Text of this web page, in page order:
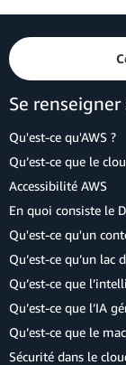
Se renseigner
Qu'est-ce qu'AWS ?
Qu’est-ce que le
Accessibilité AWS
En quoi consiste le
Qu'est-ce qu'un
Qu’est-ce qu’un lac
Qu’est-ce que
Qu’est-ce que l’IA
Qu’est-ce que le
Sécurité dans le